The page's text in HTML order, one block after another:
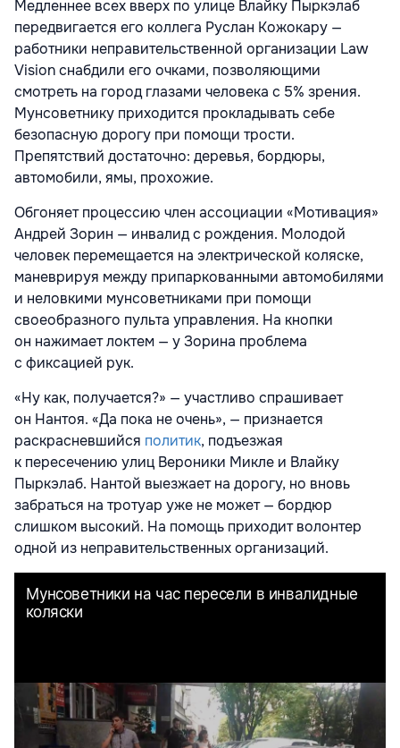
Медленнее всех вверх по улице Влайку Пыркэлаб
передвигается его коллега Руслан Кожокару —
работники неправительственной организации Law
Vision снабдили его очками, позволяющими
смотреть на город глазами человека с 5% зрения.
Мунсоветнику приходится прокладывать себе
безопасную дорогу при помощи трости.
Препятствий достаточно: деревья, бордюры,
автомобили, ямы, прохожие.
Обгоняет процессию член ассоциации «Мотивация»
Андрей Зорин — инвалид с рождения. Молодой
человек перемещается на электрической коляске,
маневрируя между припаркованными автомобилями
и неловкими мунсоветниками при помощи
своеобразного пульта управления. На кнопки
он нажимает локтем — у Зорина проблема
с фиксацией рук.
«Ну как, получается?» — участливо спрашивает
он Нантоя. «Да пока не очень», — признается
раскрасневшийся политик, подъезжая
к пересечению улиц Вероники Микле и Влайку
Пыркэлаб. Нантой выезжает на дорогу, но вновь
забраться на тротуар уже не может — бордюр
слишком высокий. На помощь приходит волонтер
одной из неправительственных организаций.